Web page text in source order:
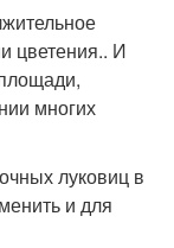
цветения.. И
многих
луковиц в
и для